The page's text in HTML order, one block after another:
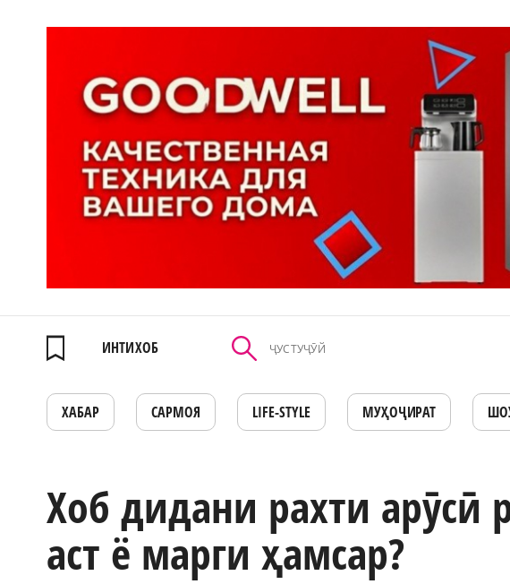
ИНТИХОБ
ХАБАР САРМОЯ LIFE-STYLE МУҲОҶИРАТ
Хоб дидани рахти арӯсӣ
аст ё марги ҳамсар?